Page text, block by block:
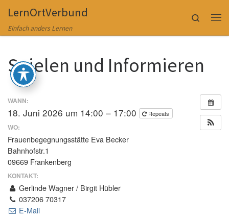
Zum Inhalt springen
LernOrtVerbund
Einfach anders Lernen
Search
Spielen und Informieren
WANN:
18. Juni 2026 um 14:00 – 17:00 Repeats
WO:
Frauenbegegnungsstätte Eva Becker
Bahnhofstr.1
09669 Frankenberg
KONTAKT:
Gerlinde Wagner / Birgit Hübler
037206 70317
E-Mail